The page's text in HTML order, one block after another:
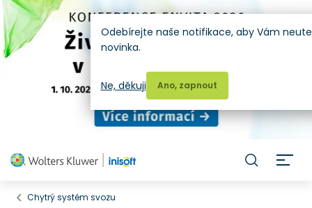
Chytrý systém svozu
Odebírejte naše notifikace, aby Vám
novinka.
Ano, zapnout
Ne, děkuji